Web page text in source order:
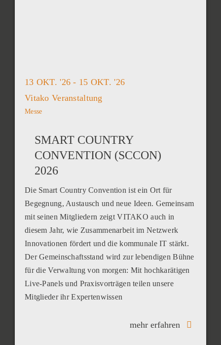
13 OKT. '26 - 15 OKT. '26
Vitako Veranstaltung
Messe
SMART COUNTRY
CONVENTION (SCCON)
2026
Die Smart Country Convention ist ein Ort für
Begegnung, Austausch und neue Ideen. Gemeinsam
mit seinen Mitgliedern zeigt VITAKO auch in
diesem Jahr, wie Zusammenarbeit im Netzwerk
Innovationen fördert und die kommunale IT stärkt.
Der Gemeinschaftsstand wird zur lebendigen Bühne
für die Verwaltung von morgen: Mit hochkarätigen
Live-Panels und Praxisvorträgen teilen unsere
Mitglieder ihr Expertenwissen
mehr erfahren